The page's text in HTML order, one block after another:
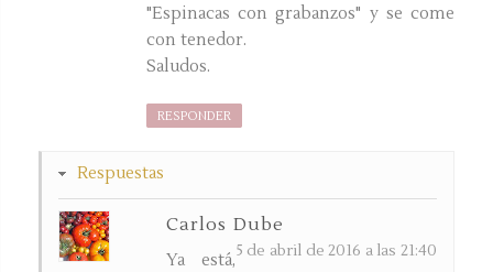
"Espinacas con grabanzos" y se come
con tenedor.
Saludos.
RESPONDER
Respuestas
Carlos Dube
5 de abril de 2016 a las 21:40
Ya está,